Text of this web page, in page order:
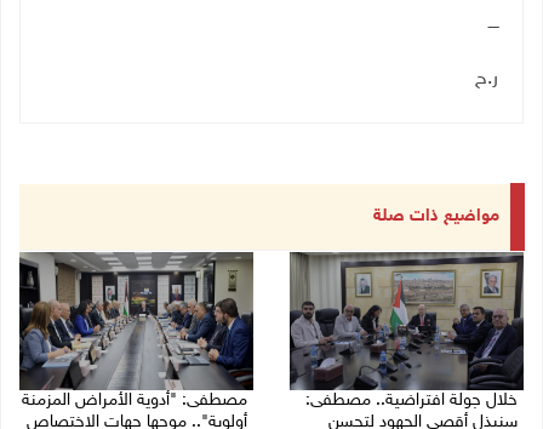
ــــ
ر.ح
مواضيع ذات صلة
خلال جولة افتراضية.. مصطفى:
سنبذل أقصى الجهود لتحسن
مصطفى: "أدوية الأمراض المزمنة
أولوية".. موجها جهات الاختصاص